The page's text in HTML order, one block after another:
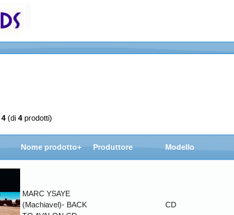
4 (di 4 prodotti)
Nome prodotto+ Produttore Modello
MARC YSAYE
(Machiavel)- BACK
CD